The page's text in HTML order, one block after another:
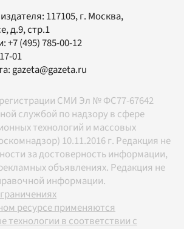
117105, г. Москва,
д.9, стр.1
+7 (495) 785-00-12
01
gazeta@gazeta.ru
СМИ Эл № ФС77-67642
службой по надзору в сфере
технологий и массовых
10.11.2016 г. Редакция не
за достоверность информации,
объявлениях. Редакция не
информации.
ресурсе применяются
технологии в соответствии с